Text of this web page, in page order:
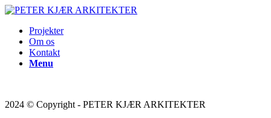
Projekter
Om os
Kontakt
Menu
2024 © Copyright - PETER KJÆR ARKITEKTER